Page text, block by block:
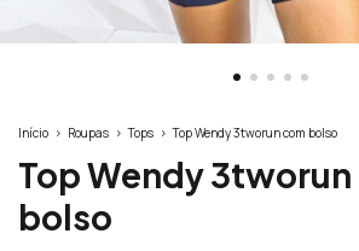
Início > Roupas > Tops > Top Wendy 3tworun com bolso
Top Wendy
bolso